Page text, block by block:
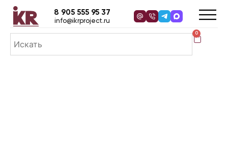
0
8 905 555 95 37
info@ikrproject.ru